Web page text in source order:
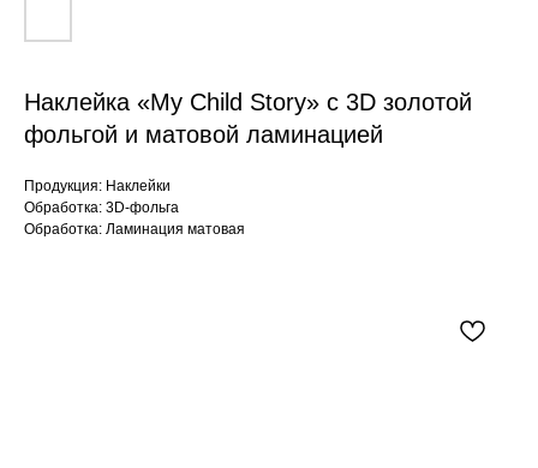
Наклейка «My Child Story» c 3D золотой
фольгой и матовой ламинацией
Продукция: Наклейки
Обработка: 3D-фольга
Обработка: Ламинация матовая